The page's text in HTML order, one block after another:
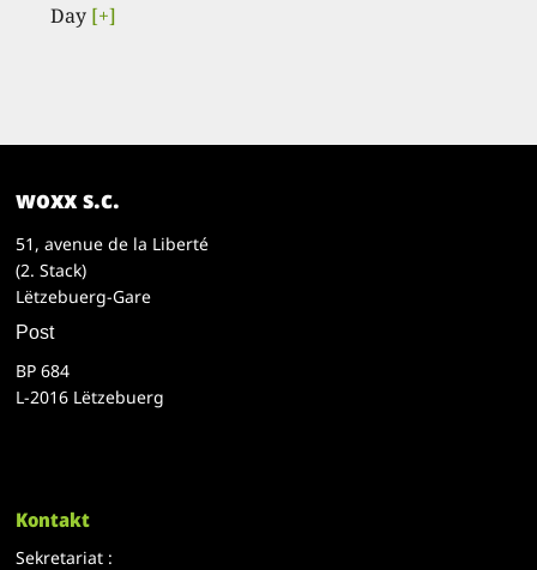
Day [+]
woxx s.c.
51, avenue de la Liberté
(2. Stack)
Lëtzebuerg-Gare
Post
BP 684
L-2016 Lëtzebuerg
Kontakt
Sekretariat :